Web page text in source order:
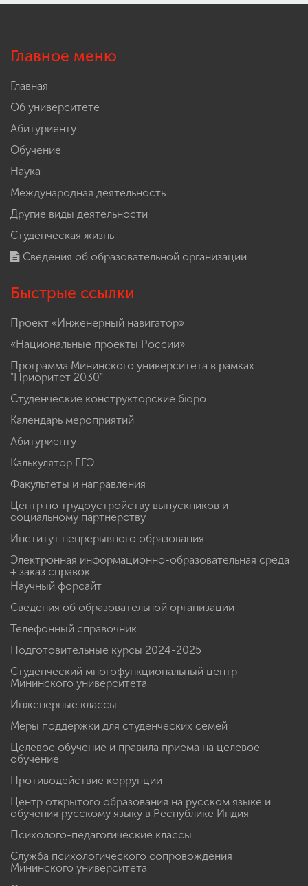
Главное меню
Главная
Об университете
Абитуриенту
Обучение
Наука
Международная деятельность
Другие виды деятельности
Студенческая жизнь
Сведения об образовательной организации
Быстрые ссылки
Проект «Инженерный навигатор»
«Национальные проекты России»
Программа Мининского университета в рамках
"Приоритет 2030"
Студенческие конструкторские бюро
Календарь мероприятий
Абитуриенту
Калькулятор ЕГЭ
Факультеты и направления
Центр по трудоустройству выпускников и
социальному партнерству
Институт непрерывного образования
Электронная информационно-образовательная среда
+ заказ справок
Научный форсайт
Сведения об образовательной организации
Телефонный справочник
Подготовительные курсы 2024-2025
Студенческий многофункциональный центр
Мининского университета
Инженерные классы
Меры поддержки для студенческих семей
Целевое обучение и правила приема на целевое
обучение
Противодействие коррупции
Центр открытого образования на русском языке и
обучения русскому языку в Республике Индия
Психолого-педагогические классы
Служба психологического сопровождения
Мининского университета